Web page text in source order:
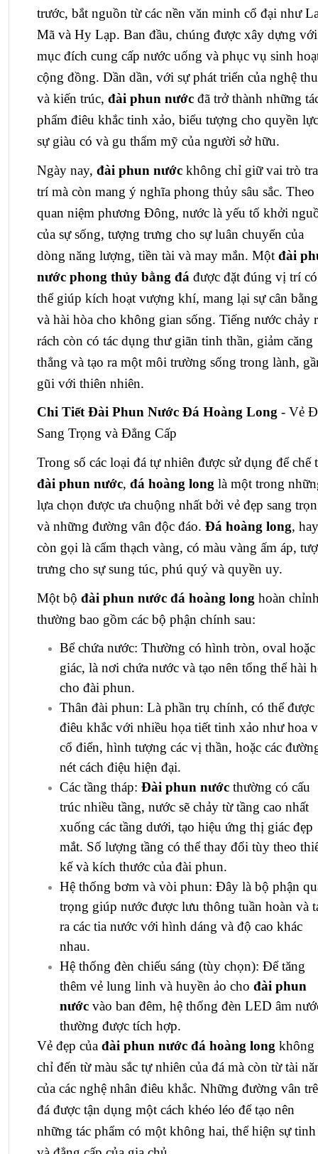
trước, bắt nguồn từ các nền văn minh cổ đại như
Mã và Hy Lạp. Ban đầu, chúng được xây dựng với
mục đích cung cấp nước uống và phục vụ sinh
cộng đồng. Dần dần, với sự phát triển của nghệ
và kiến trúc, đài phun nước đã trở thành những
phẩm điêu khắc tinh xảo, biểu tượng cho quyền
sự giàu có và gu thẩm mỹ của người sở hữu.
Ngày nay, đài phun nước không chỉ giữ vai trò
trí mà còn mang ý nghĩa phong thủy sâu sắc. Theo
quan niệm phương Đông, nước là yếu tố khởi
của sự sống, tượng trưng cho sự luân chuyển của
dòng năng lượng, tiền tài và may mắn. Một đài
nước phong thủy bằng đá được đặt đúng vị trí có
thể giúp kích hoạt vượng khí, mang lại sự cân bằng
và hài hòa cho không gian sống. Tiếng nước chảy
rách còn có tác dụng thư giãn tinh thần, giảm căng
thẳng và tạo ra một môi trường sống trong lành,
gũi với thiên nhiên.
Chi Tiết Đài Phun Nước Đá Hoàng Long - Vẻ
Sang Trọng và Đẳng Cấp
Trong số các loại đá tự nhiên được sử dụng để chế
đài phun nước, đá hoàng long là một trong
lựa chọn được ưa chuộng nhất bởi vẻ đẹp sang
và những đường vân độc đáo. Đá hoàng long, hay
còn gọi là cẩm thạch vàng, có màu vàng ấm áp,
trưng cho sự sung túc, phú quý và quyền uy.
Một bộ đài phun nước đá hoàng long hoàn
thường bao gồm các bộ phận chính sau:
Bể chứa nước: Thường có hình tròn, oval hoặc
giác, là nơi chứa nước và tạo nên tổng thể hài
cho đài phun.
Thân đài phun: Là phần trụ chính, có thể được
điêu khắc với nhiều họa tiết tinh xảo như hoa
cổ điển, hình tượng các vị thần, hoặc các
nét cách điệu hiện đại.
Các tầng tháp: Đài phun nước thường có cấu
trúc nhiều tầng, nước sẽ chảy từ tầng cao nhất
xuống các tầng dưới, tạo hiệu ứng thị giác đẹp
mắt. Số lượng tầng có thể thay đổi tùy theo
kế và kích thước của đài phun.
Hệ thống bơm và vòi phun: Đây là bộ phận
trọng giúp nước được lưu thông tuần hoàn và
ra các tia nước với hình dáng và độ cao khác
nhau.
Hệ thống đèn chiếu sáng (tùy chọn): Để tăng
thêm vẻ lung linh và huyền ảo cho đài phun
nước vào ban đêm, hệ thống đèn LED âm
thường được tích hợp.
Vẻ đẹp của đài phun nước đá hoàng long không
chỉ đến từ màu sắc tự nhiên của đá mà còn từ tài
của các nghệ nhân điêu khắc. Những đường vân
đá được tận dụng một cách khéo léo để tạo nên
những tác phẩm có một không hai, thể hiện sự tinh